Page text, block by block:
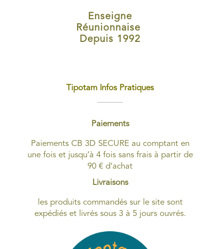
Enseigne
Réunionnaise
Depuis 1992
Tipotam Infos Pratiques
Paiements
Paiements CB 3D SECURE au comptant en
une fois et jusqu’à 4 fois sans frais à partir de
90 € d’achat
Livraisons
les produits commandés sur le site sont
expédiés et livrés sous 3 à 5 jours ouvrés.